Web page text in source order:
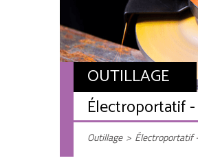
OUTILLAGE
Électroportatif
Outillage > Électroportatif